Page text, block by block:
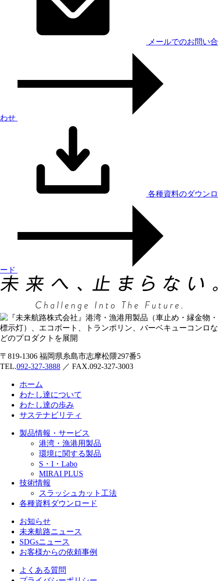
メールでのお問い合
わせ
各種資料のダウンロ
ード
〒819-1306 福岡県糸島市志摩松隈297番5
TEL.092-327-3888 ／ FAX.092-327-3003
ホーム
わたし達について
わたし達の歩み
サステナビリティ
製品情報・サービス
港湾・漁港用製品
環境に関する製品
S・I・Labo
MIRAI PLUS
技術情報
スラッシュカット工法
各種資料ダウンロード
お知らせ
未来航路ニュース
SDGsニュース
お客様からの依頼事例
よくある質問